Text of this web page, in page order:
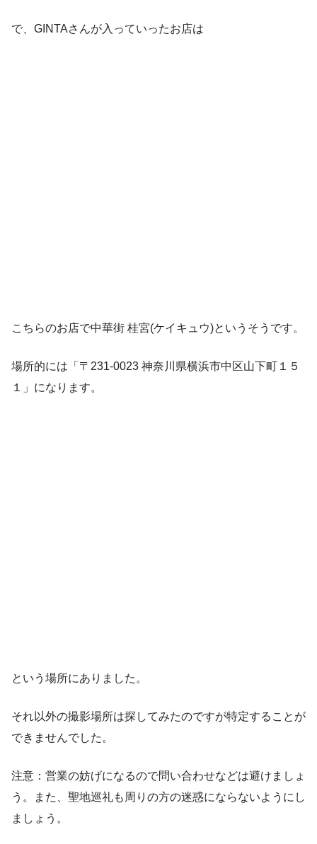
で、GINTAさんが入っていったお店は
こちらのお店で中華街 桂宮(ケイキュウ)というそうです。
場所的には「〒231-0023 神奈川県横浜市中区山下町１５
１」になります。
という場所にありました。
それ以外の撮影場所は探してみたのですが特定することが
できませんでした。
注意：営業の妨げになるので問い合わせなどは避けましょ
う。また、聖地巡礼も周りの方の迷惑にならないようにし
ましょう。